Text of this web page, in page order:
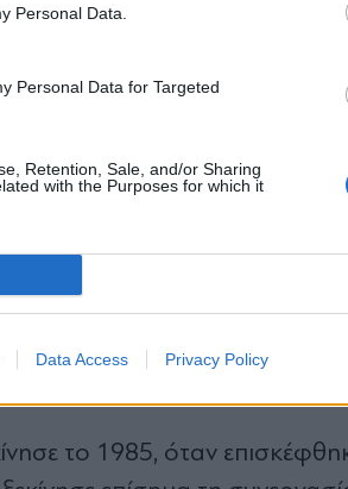
Personal Data.
Personal Data for Targeted
Retention, Sale, and/or Sharing
with the Purposes for which it
Data Access Privacy Policy
συνεχίζει να εισπράττει
με τη Nike. Η συνολική του
καθιστώντας τον έναν από
που έχει δημιουργήσει ο
σε πολιτιστικό
το 1985, όταν
τουςόρους χρήσης